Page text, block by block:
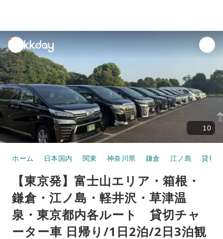
unread
notifications
10
ホーム 日本国内 関東 神奈川県 鎌倉 江ノ島 貸切
【東京発】富士山エリア・箱根・
鎌倉・江ノ島・軽井沢・草津温
泉・東京都内各ルート 貸切チャ
ーター車 日帰り/1日2泊/2日3泊観